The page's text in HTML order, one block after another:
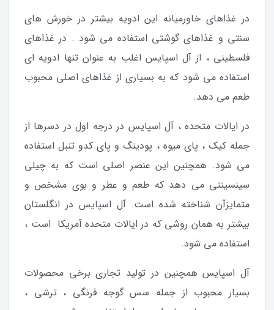
در غذاهای خاورمیانه این ادویه بیشتر در خورش های
سنتی و غذاهای گوشتی استفاده می شود . در غذاهای
فلسطینی ، از آل اسپایس اغلب به عنوان تنها ادویه ای
استفاده می شود که به بسیاری از غذاهای اصلی محبوب
طعم می دهد.
در ایالات متحده ، آل اسپایس در درجه اول در دسرها از
جمله کیک ، پای میوه ، پودینگ و پای کدو تنبل استفاده
می شود. همچنین این عنصر اصلی است که به چیلی
سینسینتی می دهد که طعم و عطر و بوی مشخص و
متمایزآن شناخته شده است. آل اسپایس در انگلستان
بیشتر به همان روشی که در ایالات متحده آمریکا است ،
استفاده می شود.
آل اسپایس همچنین در تولید تجاری برخی محصولات
بسیار محبوب از جمله سس گوجه فرنگی ، ترشی ،